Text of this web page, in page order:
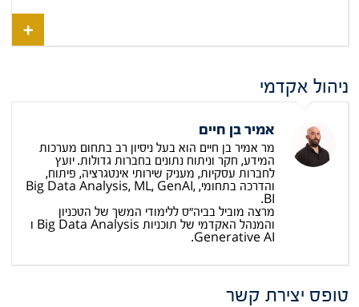
ניהול אקדמי
אמיר בן חיים
מר אמיר בן חיים הוא בעל ניסיון רב בתחום מערכות
המידע, חקר וניתוח נתונים בחברות גדולות. יועץ
לחברות עסקיות, מעניק שירותי אינטגרציה, פיתוח,
והדרכה בתחומי, Big Data Analysis, ML, GenAI,
BI.
מרצה מוביל בביה"ס ללימודי המשך של הטכניון
והמנהל האקדמי של תוכניות Big Data Analysis ו
Generative AI.
טופס יצירת קשר